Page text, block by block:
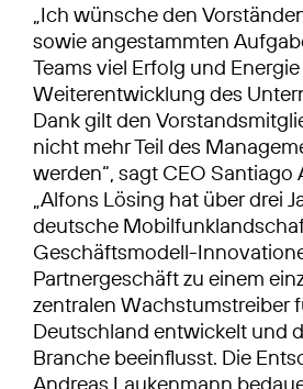
„Ich wünsche den
sowie angestammten
Teams viel Erfolg und
Weiterentwicklung des
Dank gilt den
nicht mehr Teil des
werden“, sagt CEO Santiago
„Alfons Lösing hat über drei
deutsche
Geschäftsmodell-
Partnergeschäft zu einem
zentralen Wachstumstreiber
Deutschland entwickelt und
Branche beeinflusst. Die